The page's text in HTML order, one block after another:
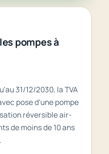
pompes à
31/12/2030, la TVA
pose d'une pompe
réversible air-
de moins de 10 ans